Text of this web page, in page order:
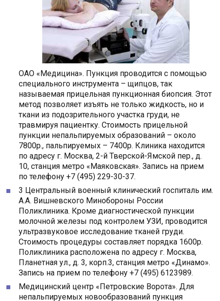
ОАО «Медицина». Пункция проводится с помощью
специального инструмента – щипцов, так
называемая прицельная пункционная биопсия. Этот
метод позволяет изъять не только жидкость, но и
ткани из подозрительного участка груди, не
травмируя пациентку. Стоимость прицельной
пункции непальпируемых образований – около
7800р., пальпируемых – 7400р. Клиника находится
по адресу г. Москва, 2-й Тверской-Ямской пер., д.
10, станция метро «Маяковская». Запись на прием
по телефону +7 (495) 229-30-37.
3 Центральный военный клинический госпиталь им.
А.А. Вишневского Минобороны России
Поликлиника. Кроме диагностической пункции
молочной железы под контролем УЗИ, проводится
ультразвуковое исследование тканей груди.
Стоимость процедуры составляет порядка 1600р.
Поликлиника расположена по адресу г. Москва,
Планетная ул., д. 3, корп.3, станция метро «Динамо».
Запись на прием по телефону +7 (495) 6123989.
Медицинский центр «Петровские Ворота». Для
непальпируемых новообразований пункция